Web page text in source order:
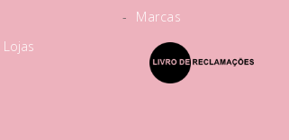
Lojas
-
Marcas